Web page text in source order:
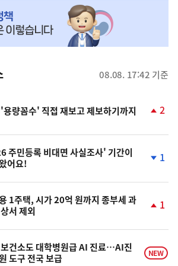
08.08. 17:42 기준
용량꼼수' 직접 재보고 제보하기까지
상
2
주민등록 비대면 사실조사' 기간이
어요!
하
1
1주택, 시가 20억 원까지 종부세 과
서 제외
상
승
1
건소도 대학병원급 AI 진료…AI진
도구 전국 보급
NEW